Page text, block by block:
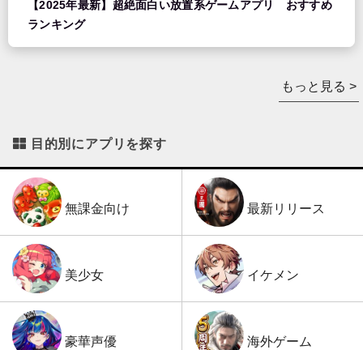
【2025年最新】超絶面白い放置系ゲームアプリ おすすめ
ランキング
もっと見る >
目的別にアプリを探す
無課金向け 最新リリース
美少女 イケメン
豪華声優 海外ゲーム